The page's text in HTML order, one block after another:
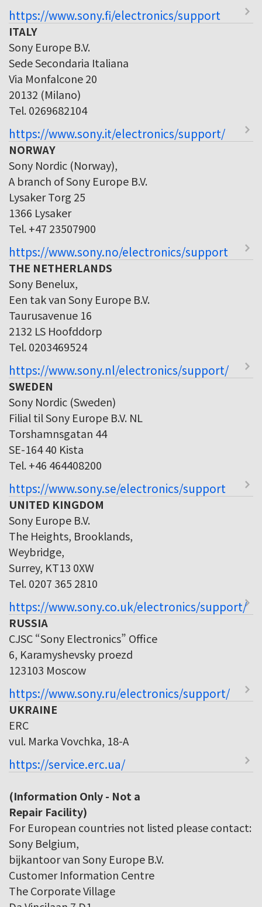
https://www.sony.fi/electronics/support
ITALY
Sony Europe B.V.
Sede Secondaria Italiana
Via Monfalcone 20
20132 (Milano)
Tel. 0269682104
https://www.sony.it/electronics/support/
NORWAY
Sony Nordic (Norway),
A branch of Sony Europe B.V.
Lysaker Torg 25
1366 Lysaker
Tel. +47 23507900
https://www.sony.no/electronics/support
THE NETHERLANDS
Sony Benelux,
Een tak van Sony Europe B.V.
Taurusavenue 16
2132 LS Hoofddorp
Tel. 0203469524
https://www.sony.nl/electronics/support/
SWEDEN
Sony Nordic (Sweden)
Filial til Sony Europe B.V. NL
Torshamnsgatan 44
SE-164 40 Kista
Tel. +46 464408200
https://www.sony.se/electronics/support
UNITED KINGDOM
Sony Europe B.V.
The Heights, Brooklands,
Weybridge,
Surrey, KT13 0XW
Tel. 0207 365 2810
https://www.sony.co.uk/electronics/support/
RUSSIA
CJSC “Sony Electronics” Office
6, Karamyshevsky proezd
123103 Moscow
https://www.sony.ru/electronics/support/
UKRAINE
ERC
vul. Marka Vovchka, 18-A
https://service.erc.ua/
(Information Only - Not a
Repair Facility)
For European countries not listed please contact:
Sony Belgium,
bijkantoor van Sony Europe B.V.
Customer Information Centre
The Corporate Village